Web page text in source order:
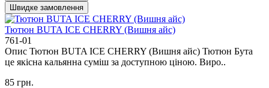
Швидке замовлення
Тютюн BUTA ICE CHERRY (Вишня айс)
761-01
Опис Тютюн BUTA ICE CHERRY (Вишня айс) Тютюн Бута
це якісна кальянна суміш за доступною ціною. Виро..
85 грн.